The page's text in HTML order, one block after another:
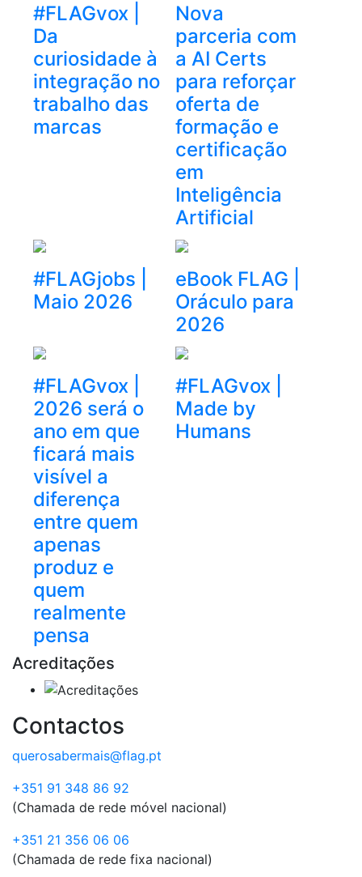
#FLAGvox |
Da
curiosidade à
integração no
trabalho das
marcas
Nova
parceria com
a AI Certs
para reforçar
oferta de
formação e
certificação
em
Inteligência
Artificial
#FLAGjobs |
Maio 2026
eBook FLAG |
Oráculo para
2026
#FLAGvox |
2026 será o
ano em que
ficará mais
visível a
diferença
entre quem
apenas
produz e
quem
realmente
pensa
#FLAGvox |
Made by
Humans
Acreditações
Contactos
querosabermais@flag.pt
+351 91 348 86 92
(Chamada de rede móvel nacional)
+351 21 356 06 06
(Chamada de rede fixa nacional)